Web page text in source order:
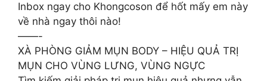
Inbox ngay cho Khongcoson để hốt mấy em này
về nhà ngay thôi nào!
——-
XÀ PHÒNG GIẢM MỤN BODY – HIỆU QUẢ TRỊ
MỤN CHO VÙNG LƯNG, VÙNG NGỰC